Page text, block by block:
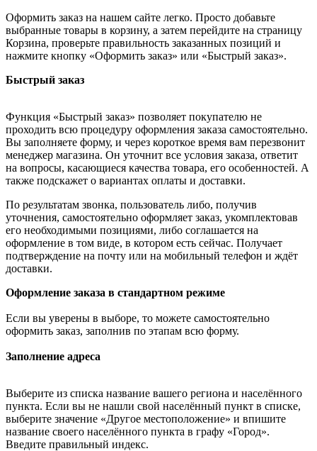
Оформить заказ на нашем сайте легко. Просто добавьте
выбранные товары в корзину, а затем перейдите на страницу
Корзина, проверьте правильность заказанных позиций и
нажмите кнопку «Оформить заказ» или «Быстрый заказ».
Быстрый заказ
Функция «Быстрый заказ» позволяет покупателю не
проходить всю процедуру оформления заказа самостоятельно.
Вы заполняете форму, и через короткое время вам перезвонит
менеджер магазина. Он уточнит все условия заказа, ответит
на вопросы, касающиеся качества товара, его особенностей. А
также подскажет о вариантах оплаты и доставки.
По результатам звонка, пользователь либо, получив
уточнения, самостоятельно оформляет заказ, укомплектовав
его необходимыми позициями, либо соглашается на
оформление в том виде, в котором есть сейчас. Получает
подтверждение на почту или на мобильный телефон и ждёт
доставки.
Оформление заказа в стандартном режиме
Если вы уверены в выборе, то можете самостоятельно
оформить заказ, заполнив по этапам всю форму.
Заполнение адреса
Выберите из списка название вашего региона и населённого
пункта. Если вы не нашли свой населённый пункт в списке,
выберите значение «Другое местоположение» и впишите
название своего населённого пункта в графу «Город».
Введите правильный индекс.